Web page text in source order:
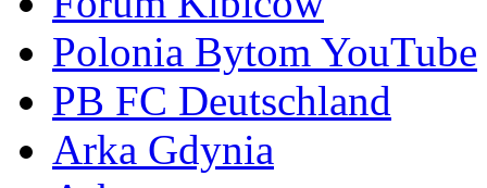
Polonia Bytom YouTube
PB FC Deutschland
Arka Gdynia